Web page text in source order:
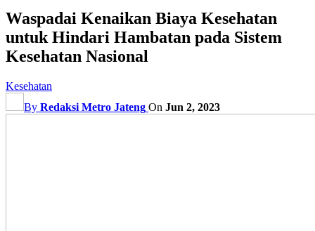
Waspadai Kenaikan Biaya Kesehatan
untuk Hindari Hambatan pada Sistem
Kesehatan Nasional
Kesehatan
By Redaksi Metro Jateng On Jun 2, 2023